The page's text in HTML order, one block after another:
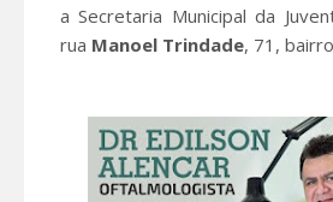
a Secretaria Municipal da
rua Manoel Trindade, 71,